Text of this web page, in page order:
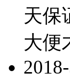
天保
大便